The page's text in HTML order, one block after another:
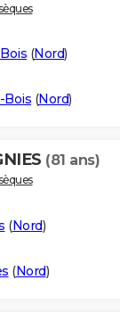
(Nord)
Bois (Nord)
(81 ans)
(Nord)
(Nord)